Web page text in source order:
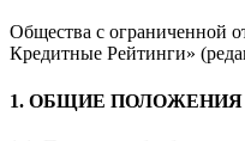
Общества с ограниченной
Кредитные Рейтинги»
1. ОБЩИЕ ПОЛОЖЕНИЯ